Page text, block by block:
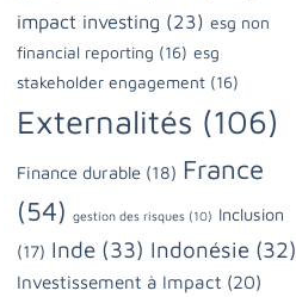
impact investing (23) esg non
financial reporting (16) esg
stakeholder engagement (16)
Externalités (106)
Finance durable (18) France
(54) gestion des risques (10) Inclusion
(17) Inde (33) Indonésie (32)
Investissement à Impact (20)